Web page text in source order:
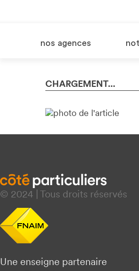
nos agences
CHARGEMENT...
© 2024 | Tous droits réservés
Une enseigne partenaire